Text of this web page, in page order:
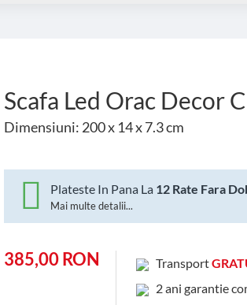
Scafa Led Orac Decor
Dimensiuni: 200 x 14 x 7.3 cm
Plateste In Pana La 12 Rate Fara
Mai multe detalii...
385,00 RON Transport
2 ani garantie